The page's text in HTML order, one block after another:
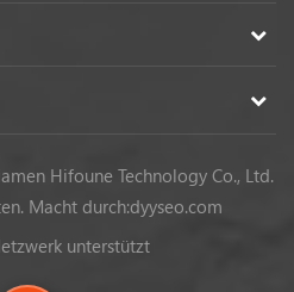
Hifoune Technology Co., Ltd.
Macht durch:dyyseo.com
unterstützt